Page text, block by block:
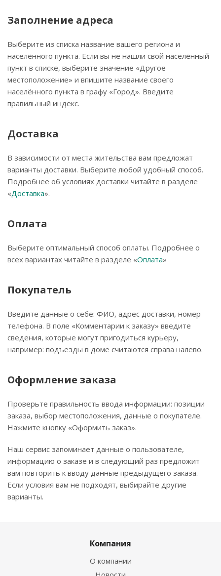
Заполнение адреса
Выберите из списка название вашего региона и
населённого пункта. Если вы не нашли свой населённый
пункт в списке, выберите значение «Другое
местоположение» и впишите название своего
населённого пункта в графу «Город». Введите
правильный индекс.
Доставка
В зависимости от места жительства вам предложат
варианты доставки. Выберите любой удобный способ.
Подробнее об условиях доставки читайте в разделе
«Доставка».
Оплата
Выберите оптимальный способ оплаты. Подробнее о
всех вариантах читайте в разделе «Оплата»
Покупатель
Введите данные о себе: ФИО, адрес доставки, номер
телефона. В поле «Комментарии к заказу» введите
сведения, которые могут пригодиться курьеру,
например: подъезды в доме считаются справа налево.
Оформление заказа
Проверьте правильность ввода информации: позиции
заказа, выбор местоположения, данные о покупателе.
Нажмите кнопку «Оформить заказ».
Наш сервис запоминает данные о пользователе,
информацию о заказе и в следующий раз предложит
вам повторить к вводу данные предыдущего заказа.
Если условия вам не подходят, выбирайте другие
варианты.
Компания
О компании